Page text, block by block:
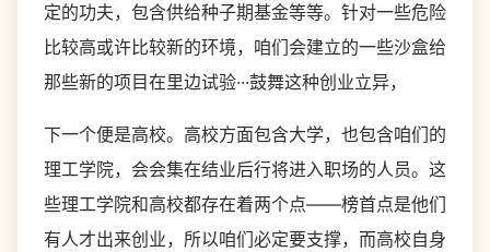
定的功夫，包含供给种子期基金等等。针对一些危险
比较高或许比较新的环境，咱们会建立的一些沙盒给
那些新的项目在里边试验···鼓舞这种创业立异，
下一个便是高校。高校方面包含大学，也包含咱们的
理工学院，会会集在结业后行将进入职场的人员。这
些理工学院和高校都存在着两个点——榜首点是他们
有人才出来创业，所以咱们必定要支撑，而高校自身